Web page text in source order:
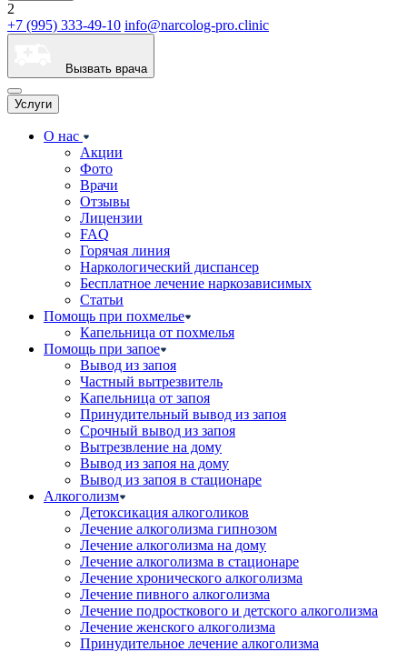
2
+7 (995) 333-49-10 info@narcolog-pro.clinic
Вызвать врача
Услуги
О нас
Акции
Фото
Врачи
Отзывы
Лицензии
FAQ
Горячая линия
Наркологический диспансер
Бесплатное лечение наркозависимых
Статьи
Помощь при похмелье
Капельница от похмелья
Помощь при запое
Вывод из запоя
Частный вытрезвитель
Капельница от запоя
Принудительный вывод из запоя
Срочный вывод из запоя
Вытрезвление на дому
Вывод из запоя на дому
Вывод из запоя в стационаре
Алкоголизм
Детоксикация алкоголиков
Лечение алкоголизма гипнозом
Лечение алкоголизма на дому
Лечение алкоголизма в стационаре
Лечение хронического алкоголизма
Лечение пивного алкоголизма
Лечение подросткового и детского алкоголизма
Лечение женского алкоголизма
Принудительное лечение алкоголизма